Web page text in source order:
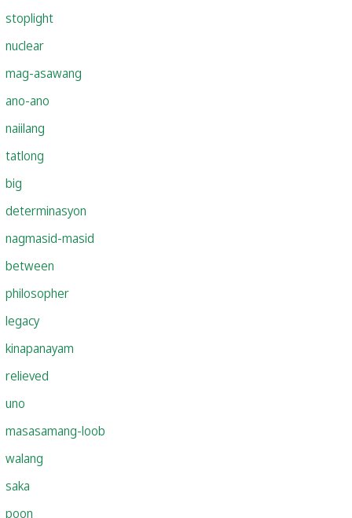
stoplight
nuclear
mag-asawang
ano-ano
naiilang
tatlong
big
determinasyon
nagmasid-masid
between
philosopher
legacy
kinapanayam
relieved
uno
masasamang-loob
walang
saka
poon